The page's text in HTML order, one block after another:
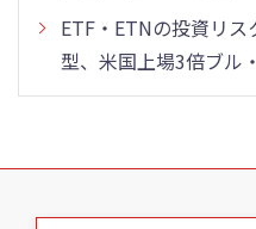
ETF・ETNの投資リ
型、米国上場3倍ブル
こ